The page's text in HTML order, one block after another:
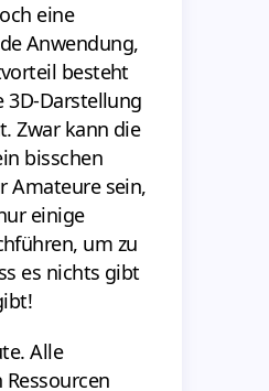
eine
Anwendung,
besteht
3D-Darstellung
Zwar kann die
bisschen
Amateure sein,
einige
um zu
es nichts gibt
Alle